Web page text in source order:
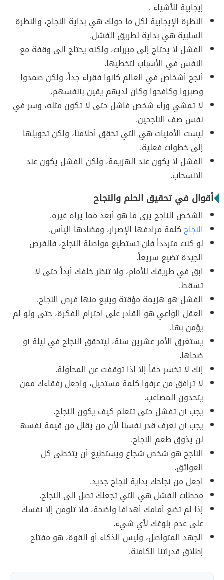
إيجابية للأشياء .
النظرة الإيجابية لكل ما حولك ھي بداية النجاح، والنظرة
السلبية ھي بداية لطريق الفشل.
الفشل لا يحتاج إلى مبررات، ولكنه يحتاج إلى وقفة مع
النفس في الأسباب لتخطيها.
أنجح أشخاص في العالم كانوا فقراء جداً، ولكن صمدوا
وصبروا وكافحوا وكان لديهم يقين بأنفسھم.
لا تمشي وراء شخص فاشل حتى لا تكون مثله، وسر في
نفس صف الناجحين.
ليست الأمنيات ھي التي تحقق أحلامنا، ولكن تحويلها
إلى خطوات فعلية.
الفشل لا يكون عند الهزيمة، ولكن الفشل يكون عند
الانسحاب.
أقوال في تحقيق الحلم والنجاح
الشخص الناجح يرى ما ھو أبعد مما يراه غيره.
النجاحكلمة مرادفھا الإصرار، ومضادھا اليأس.
لو كنت متردداً فلن تستطيع مواصلة النجاح، فالفرص
الجيدة تضيع سریعاً.
ابق في طريقك للأمام، ولا تنظر خلفك أبداً حتى لا
تسقط.
الفشل ھو هزيمة مؤقتة وينبع منھا فرص النجاح.
العقل الواعي ھو القادر على احترام الفكرة، حتى ولو لم
يؤمن بھا.
يستغرق الأمر عشرين سنة، لیتحقق النجاح في ليلة أو
ضحاھا.
إنك لا تخسر حقاً إلا إذا توقفت عن المحاولة.
لا ترافق من عرفوا كلمة مستحيل، واجعل رفقاءك ممن
يتحدون المصاعب.
يجب أن تفشل حتى تتعلم كيف يكون النجاح.
يجب أن نعرف قدر نفسنا لأن من يقلل من قيمة نفسھ
لن يذوق طعم النجاح.
الناجح ھو شخص شجاع ویستطیع أن یتخطى كل
العوائق.
اجعل من نجاحك بدایة لنجاح جدید.
محطات الفشل ھي التي تجعلك تصل إلى النجاح.
إذا لم تضع أمامك أھدافا واضحة، فلا تلومن إلا نفسك
على عدم بلوغك لأي شيء.
الجھد المتواصل، ولیس الذكاء أو القوة، ھو مفتاح
إطلاق قدراتنا الكامنة.